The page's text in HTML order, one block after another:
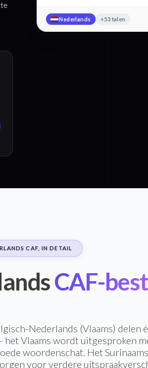
Nederlands +53 talen
CAF, IN DETAIL
CAF-
Nederlands (Vlaams) delen
Vlaams wordt uitgesproken
woordenschat. Het
voor verdere